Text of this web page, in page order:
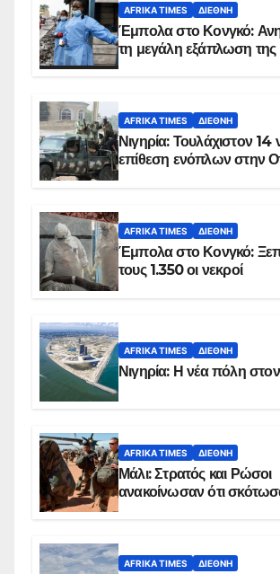
AFRIKA TIMES ΔΙΕΘΝΉ
Έμπολα στο Κονγκό:
τη μεγάλη εξάπλωση της
AFRIKA TIMES ΔΙΕΘΝΉ
Νιγηρία: Τουλάχιστον 14
επίθεση ενόπλων στην
AFRIKA TIMES ΔΙΕΘΝΉ
Έμπολα στο Κονγκό:
τους 1.350 οι νεκροί
AFRIKA TIMES ΔΙΕΘΝΉ
Νιγηρία: Η νέα πόλη
AFRIKA TIMES ΔΙΕΘΝΉ
Μάλι: Στρατός και Ρώσοι
ανακοίνωσαν ότι
AFRIKA TIMES ΔΙΕΘΝΉ